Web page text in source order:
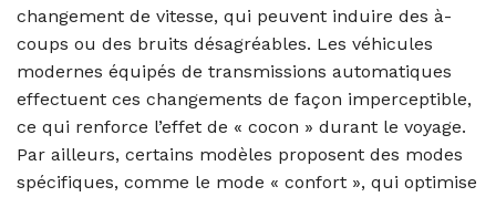
changement de vitesse, qui peuvent induire des à-
coups ou des bruits désagréables. Les véhicules
modernes équipés de transmissions automatiques
effectuent ces changements de façon imperceptible,
ce qui renforce l’effet de « cocon » durant le voyage.
Par ailleurs, certains modèles proposent des modes
spécifiques, comme le mode « confort », qui optimise